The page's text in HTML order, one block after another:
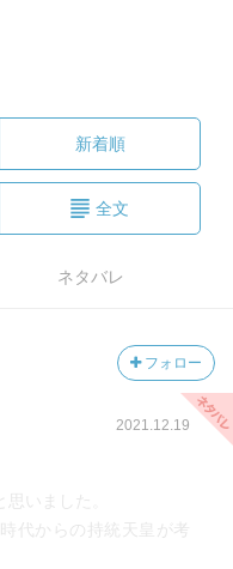
新着順
全文
ネタバレ
フォロー
2021.12.19
いました。
代からの持統天皇が考